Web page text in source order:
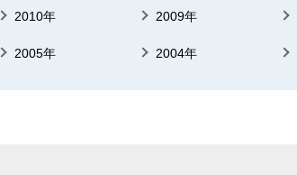
2010年 2009年
2005年 2004年